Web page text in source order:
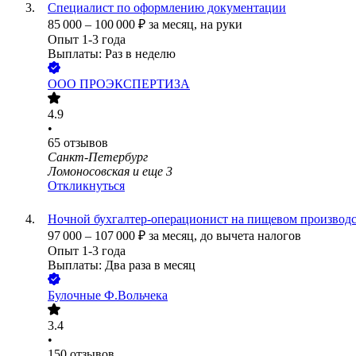
Специалист по оформлению документации
85 000 – 100 000 ₽ за месяц, на руки
Опыт 1-3 года
Выплаты: Раз в неделю
ООО ПРОЭКСПЕРТИЗА
4.9
•
65 отзывов
Санкт-Петербург
Ломоносовская и еще 3
Откликнуться
Ночной бухгалтер-операционист на пищевом
97 000 – 107 000 ₽ за месяц, до вычета налогов
Опыт 1-3 года
Выплаты: Два раза в месяц
Булочные Ф.Вольчека
3.4
•